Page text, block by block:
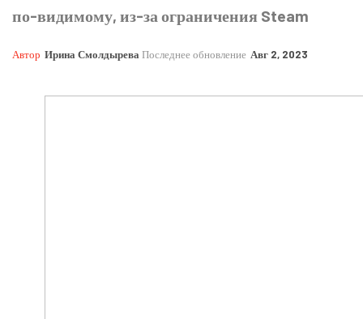
по-видимому, из-за ограничения Steam
Автор Ирина СмолдыреваПоследнее обновление Авг 2, 2023